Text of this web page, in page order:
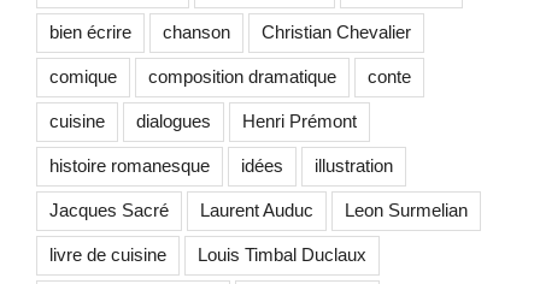
bien écrire chanson Christian Chevalier
comique composition dramatique conte
cuisine dialogues Henri Prémont
histoire romanesque idées illustration
Jacques Sacré Laurent Auduc Leon Surmelian
livre de cuisine Louis Timbal Duclaux